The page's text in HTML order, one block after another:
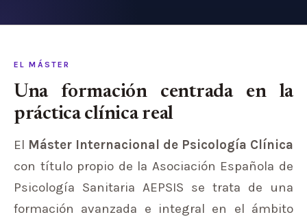
EL MÁSTER
Una formación centrada en la
práctica clínica real
El Máster Internacional de Psicología Clínica
con título propio de la Asociación Española de
Psicología Sanitaria AEPSIS se trata de una
formación avanzada e integral en el ámbito